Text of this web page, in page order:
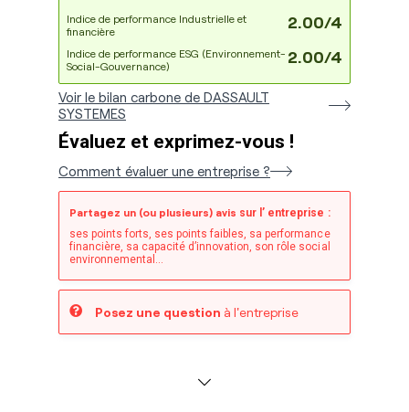
Indice de performance Industrielle et
financière
2.00/4
Indice de performance ESG (Environnement-
Social-Gouvernance)
2.00/4
Voir le bilan carbone de DASSAULT
SYSTEMES
Évaluez et exprimez-vous !
Comment évaluer une entreprise ?
Partagez un (ou plusieurs) avis sur l’ entreprise :
ses points forts, ses points faibles, sa performance
financière, sa capacité d’innovation, son rôle social
environnemental...
Posez une question à l'entreprise